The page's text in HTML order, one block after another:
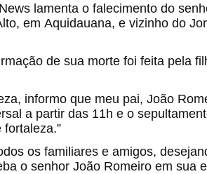
lamenta o falecimento do
em Aquidauana, e vizinho do
de sua morte foi feita pela
informo que meu pai, João
a partir das 11h e o
os familiares e amigos,
o senhor João Romeiro em sua